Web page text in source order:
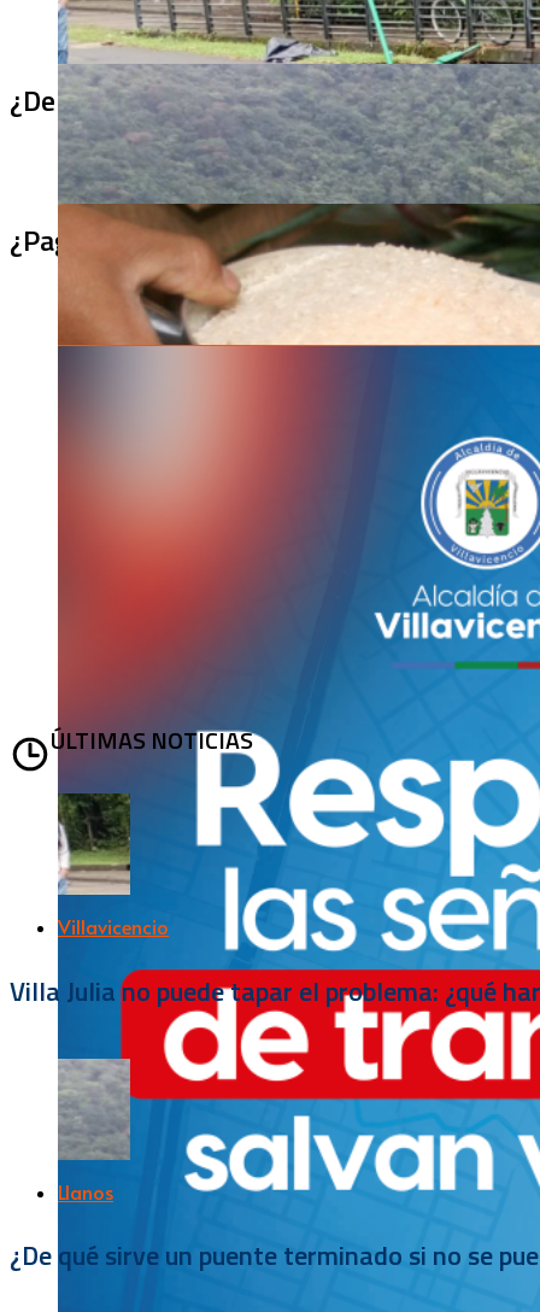
¿De qué sirve un puente terminado si no
¿Pagaron menos de lo permitido por el
ÚLTIMAS NOTICIAS
Villavicencio
Villa Julia no puede tapar el problema: ¿qué
Llanos
¿De qué sirve un puente terminado si no se